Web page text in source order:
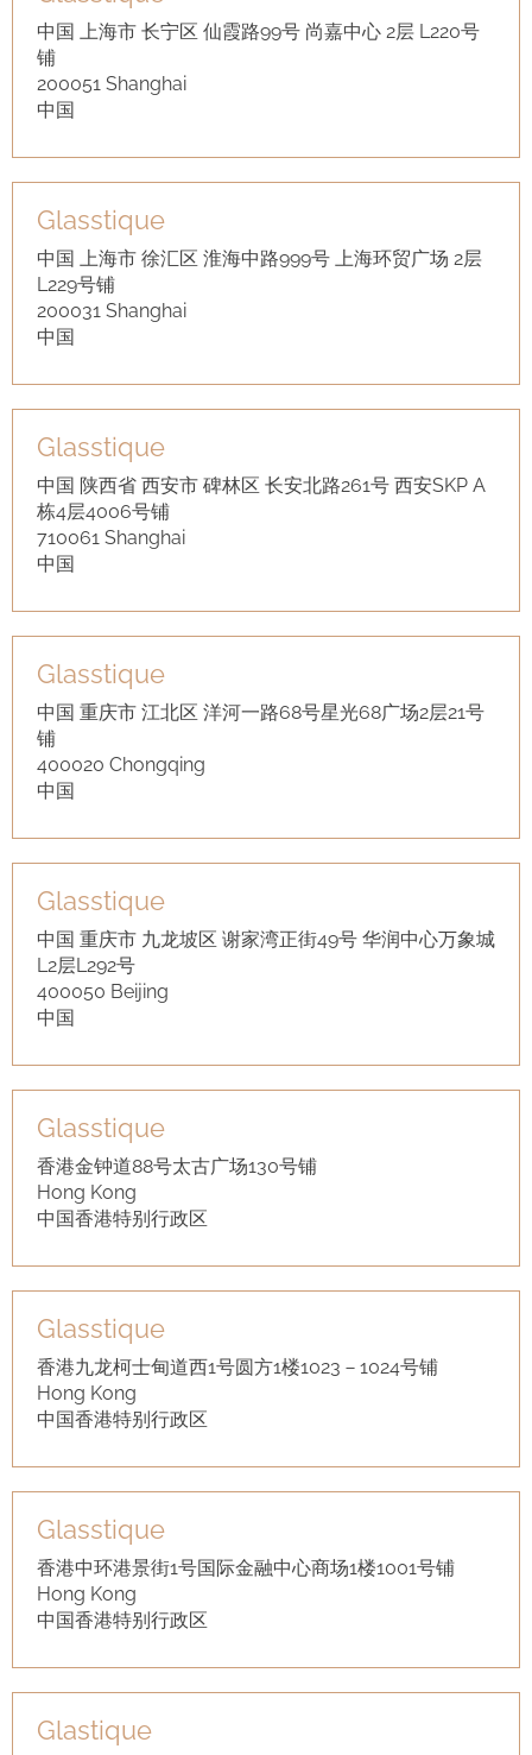
中国 上海市 长宁区 仙霞路99号 尚嘉中心 2层 L220号
铺
200051 Shanghai
中国
Glasstique
中国 上海市 徐汇区 淮海中路999号 上海环贸广场 2层
L229号铺
200031 Shanghai
中国
Glasstique
中国 陕西省 西安市 碑林区 长安北路261号 西安SKP A
栋4层4006号铺
710061 Shanghai
中国
Glasstique
中国 重庆市 江北区 洋河一路68号星光68广场2层21号
铺
400020 Chongqing
中国
Glasstique
中国 重庆市 九龙坡区 谢家湾正街49号 华润中心万象城
L2层L292号
400050 Beijing
中国
Glasstique
香港金钟道88号太古广场130号铺
Hong Kong
中国香港特别行政区
Glasstique
香港九龙柯士甸道西1号圆方1楼1023－1024号铺
Hong Kong
中国香港特别行政区
Glasstique
香港中环港景街1号国际金融中心商场1楼1001号铺
Hong Kong
中国香港特别行政区
Glastique